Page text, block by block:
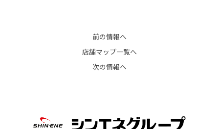
前の情報へ
店舗マップ一覧へ
次の情報へ